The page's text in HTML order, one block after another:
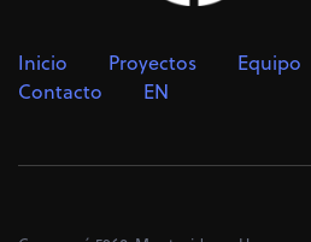
Inicio Proyectos Equipo
Contacto
EN